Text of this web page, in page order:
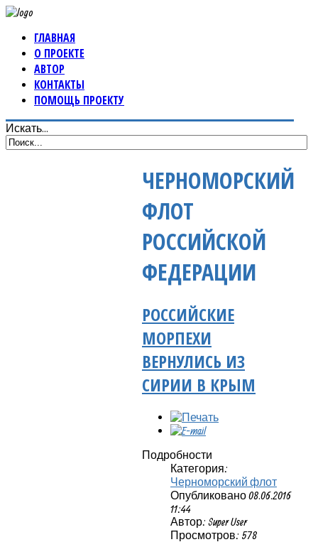
ГЛАВНАЯ
О ПРОЕКТЕ
АВТОР
КОНТАКТЫ
ПОМОЩЬ ПРОЕКТУ
Искать...
ЧЕРНОМОРСКИЙ
ФЛОТ
РОССИЙСКОЙ
ФЕДЕРАЦИИ
РОССИЙСКИЕ
МОРПЕХИ
ВЕРНУЛИСЬ ИЗ
СИРИИ В КРЫМ
Подробности
Категория:
Черноморский флот
Опубликовано 08.06.2016
11:44
Автор: Super User
Просмотров: 578